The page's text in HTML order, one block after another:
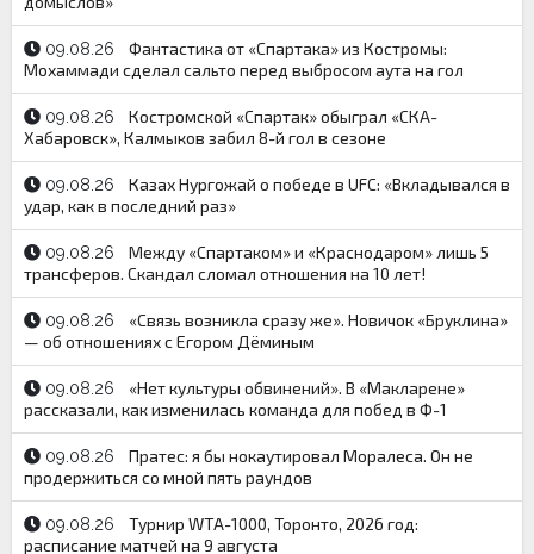
09.08.26
Фантастика от «Спартака» из Костромы:
Мохаммади сделал сальто перед выбросом аута на гол
09.08.26
Костромской «Спартак» обыграл «СКА-
Хабаровск», Калмыков забил 8-й гол в сезоне
09.08.26
Казах Нургожай о победе в UFC: «Вкладывался в
удар, как в последний раз»
09.08.26
Между «Спартаком» и «Краснодаром» лишь 5
трансферов. Скандал сломал отношения на 10 лет!
09.08.26
«Связь возникла сразу же». Новичок «Бруклина»
— об отношениях с Егором Дёминым
09.08.26
«Нет культуры обвинений». В «Макларене»
рассказали, как изменилась команда для побед в Ф-1
09.08.26
Пратес: я бы нокаутировал Моралеса. Он не
продержиться со мной пять раундов
09.08.26
Турнир WTA-1000, Торонто, 2026 год:
расписание матчей на 9 августа